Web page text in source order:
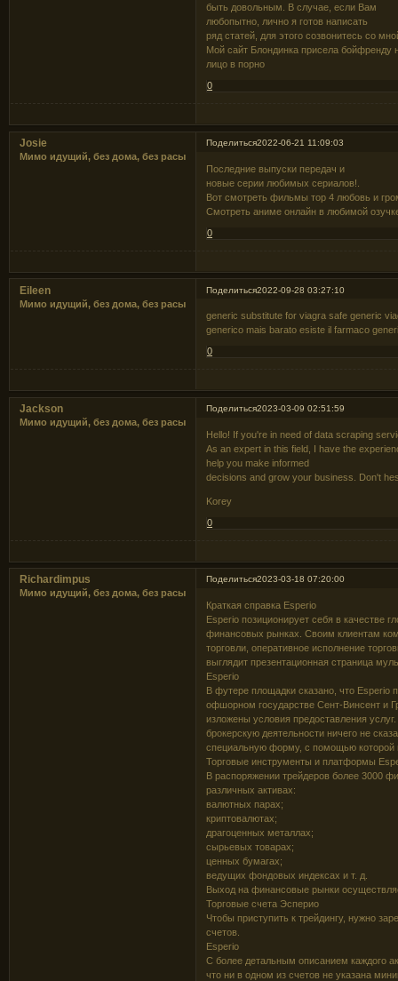
быть довольным. В случае, если Вам
любопытно, лично я готов написать
ряд статей, для этого созвонитесь со
Мой сайт Блондинка присела бойфренду
лицо в порно
0
Поделиться2022-06-21 11:09:03
Josie
Мимо идущий, без дома, без расы
Последние выпуски передач и
новые серии любимых сериалов!.
Вот смотреть фильмы тор 4 любовь и
Смотреть аниме онлайн в любимой
0
Поделиться2022-09-28 03:27:10
Eileen
Мимо идущий, без дома, без расы
generic substitute for viagra safe generic
generico mais barato esiste il farmaco
0
Поделиться2023-03-09 02:51:59
Jackson
Мимо идущий, без дома, без расы
Hello! If you're in need of data scraping
As an expert in this field, I have the
help you make informed
decisions and grow your business. Don't
Korey
0
Поделиться2023-03-18 07:20:00
Richardimpus
Мимо идущий, без дома, без расы
Краткая справка Esperio
Esperio позиционирует себя в качестве
финансовых рынках. Своим клиентам
торговли, оперативное исполнение
выглядит презентационная страница
Esperio
В футере площадки сказано, что Esperio
офшорном государстве Сент-Винсент и
изложены условия предоставления
брокерскую деятельности ничего не
специальную форму, с помощью которой
Торговые инструменты и платформы
В распоряжении трейдеров более 3000
различных активах:
валютных парах;
криптовалютах;
драгоценных металлах;
сырьевых товарах;
ценных бумагах;
ведущих фондовых индексах и т. д.
Выход на финансовые рынки
Торговые счета Эсперио
Чтобы приступить к трейдингу, нужно
счетов.
Esperio
С более детальным описанием каждого
что ни в одном из счетов не указана